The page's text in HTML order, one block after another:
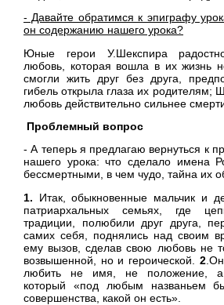
- Давайте обратимся к эпиграфу
он содержанию нашего урока?
Юные герои У.Шекспира
любовь, которая вошла в их жизнь
смогли жить друг без друга,
гибель открыла глаза их родителям;
любовь действительно сильнее
Проблемный вопрос
- А теперь я предлагаю вернуться к
нашего урока: что сделало имена
бессмертными, в чем чудо, тайна их
1. Итак, обыкновенные мальчик и
патриархальных семьях, где
традиции, полюбили друг друга,
самих себя, поднялись над своим
ему вызов, сделав свою любовь не
возвышенной, но и героической. 2
любить не имя, не положение, а
который «под любым названьем
совершенства, какой он есть».